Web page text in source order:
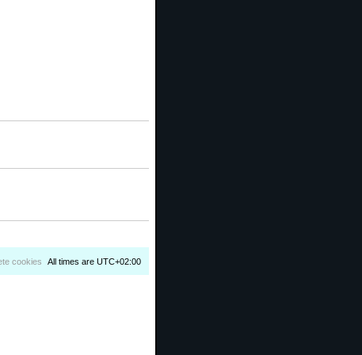
All times are UTC+02:00
cookies